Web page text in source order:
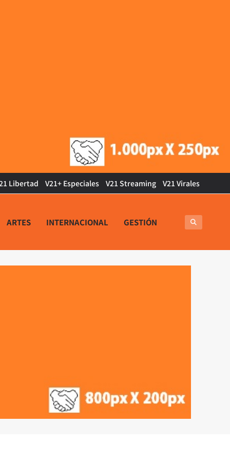
Libertad V21+ Especiales V21 Streaming V21 Virales
ARTES INTERNACIONAL GESTIÓN